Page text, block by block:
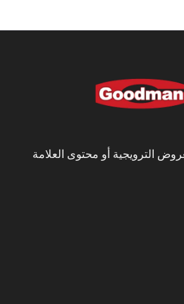
أو محتوى العلامة